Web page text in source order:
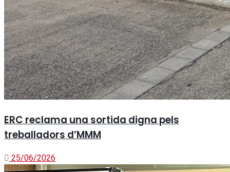
ERC reclama una sortida digna pels
treballadors d’MMM
25/06/2026